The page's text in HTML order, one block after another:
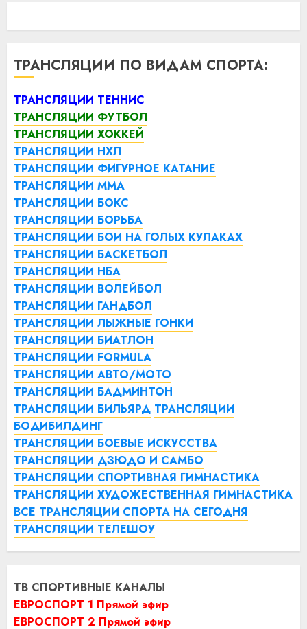
ТРАНСЛЯЦИИ ПО ВИДАМ СПОРТА:
ТРАНСЛЯЦИИ ТЕННИС
ТРАНСЛЯЦИИ ФУТБОЛ
ТРАНСЛЯЦИИ ХОККЕЙ
ТРАНСЛЯЦИИ НХЛ
ТРАНСЛЯЦИИ ФИГУРНОЕ КАТАНИЕ
ТРАНСЛЯЦИИ ММА
ТРАНСЛЯЦИИ БОКС
ТРАНСЛЯЦИИ БОРЬБА
ТРАНСЛЯЦИИ БОИ НА ГОЛЫХ КУЛАКАХ
ТРАНСЛЯЦИИ БАСКЕТБОЛ
ТРАНСЛЯЦИИ НБА
ТРАНСЛЯЦИИ ВОЛЕЙБОЛ
ТРАНСЛЯЦИИ ГАНДБОЛ
ТРАНСЛЯЦИИ ЛЫЖНЫЕ ГОНКИ
ТРАНСЛЯЦИИ БИАТЛОН
ТРАНСЛЯЦИИ FORMULA
ТРАНСЛЯЦИИ АВТО/МОТО
ТРАНСЛЯЦИИ БАДМИНТОН
ТРАНСЛЯЦИИ БИЛЬЯРД ТРАНСЛЯЦИИ
БОДИБИЛДИНГ
ТРАНСЛЯЦИИ БОЕВЫЕ ИСКУССТВА
ТРАНСЛЯЦИИ ДЗЮДО И САМБО
ТРАНСЛЯЦИИ СПОРТИВНАЯ ГИМНАСТИКА
ТРАНСЛЯЦИИ ХУДОЖЕСТВЕННАЯ ГИМНАСТИКА
ВСЕ ТРАНСЛЯЦИИ СПОРТА НА СЕГОДНЯ
ТРАНСЛЯЦИИ ТЕЛЕШОУ
ТВ СПОРТИВНЫЕ КАНАЛЫ
ЕВРОСПОРТ 1 Прямой эфир
ЕВРОСПОРТ 2 Прямой эфир